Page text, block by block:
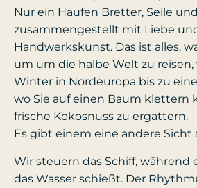
Nur ein Haufen Bretter, Seile
zusammengestellt mit Liebe
Handwerkskunst. Das ist alles,
um um die halbe Welt zu
Winter in Nordeuropa bis zu
wo Sie auf einen Baum klettern
frische Kokosnuss zu ergattern.
Es gibt einem eine andere Sicht
Wir steuern das Schiff, während
das Wasser schießt. Der